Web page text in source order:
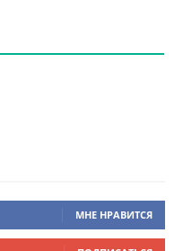
МНЕ НРАВИТСЯ